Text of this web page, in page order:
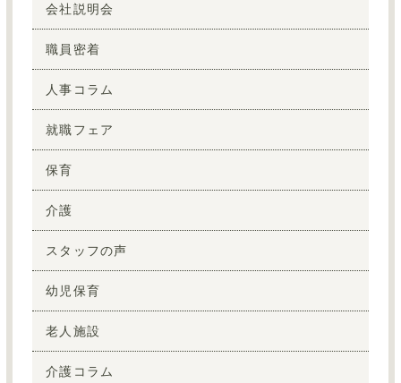
会社説明会
職員密着
人事コラム
就職フェア
保育
介護
スタッフの声
幼児保育
老人施設
介護コラム